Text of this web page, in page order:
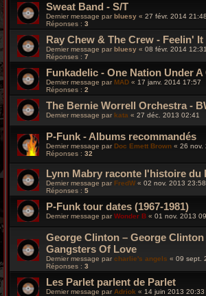
Sweat Band - S/T
Dernier message par bluesy « 27 févr. 2014 21:48
Réponses : 3
Ray Chew & The Crew - Feelin' It
Dernier message par bluesy « 08 févr. 2014 12:31
Réponses : 7
Funkadelic - One Nation Under
Dernier message par MAD « 17 janv. 2014 17:57
Réponses : 2
The Bernie Worrell Orchestra -
Dernier message par kata « 27 déc. 2013 02:41
P-Funk - Albums recommandés
Dernier message par Doc Emett Brown « 26 nov.
Réponses : 32
Lynn Mabry raconte l'histoire du
Dernier message par FredW « 02 nov. 2013 23:58
Réponses : 5
P-Funk tour dates (1967-1981)
Dernier message parWonder B « 01 nov. 2013
George Clinton – George
Gangsters Of Love
Dernier message par charlie's angels « 09 sept.
Réponses : 3
Les Parlet parlent de Parlet
Dernier message par Adriok « 14 juin 2013 20:33